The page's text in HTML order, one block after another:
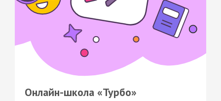
Онлайн-школа «Турбо»